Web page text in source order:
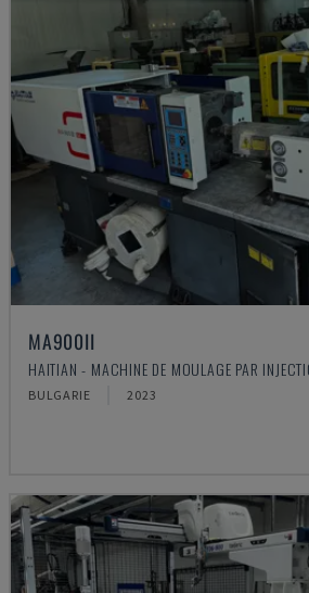
MA900ІІ
HAITIAN - MACHINE DE MOULAGE PAR
BULGARIE 2023